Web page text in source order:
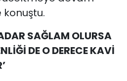
SAĞLAM OLURSA
DE O DERECE KAVİ